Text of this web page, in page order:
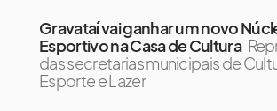
Gravataí vai ganhar um novo
Esportivo na Casa de Cultura
das secretarias municipais de
Esporte e Lazer